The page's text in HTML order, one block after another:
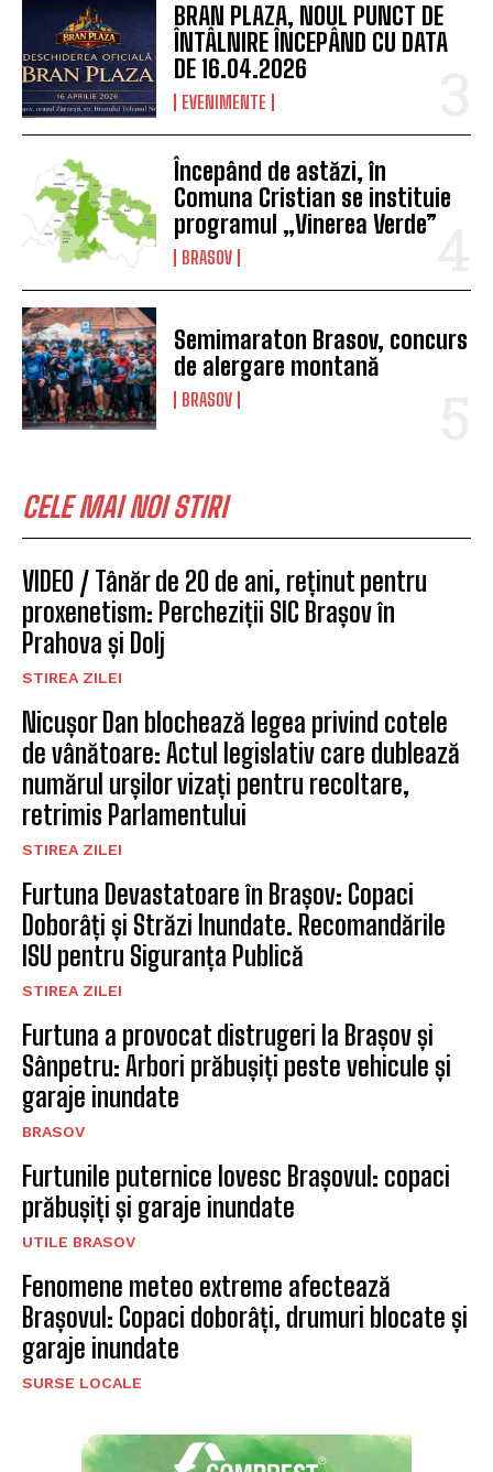
BRAN PLAZA, NOUL PUNCT DE
ÎNTÂLNIRE ÎNCEPÂND CU DATA
DE 16.04.2026
EVENIMENTE
Începând de astăzi, în
Comuna Cristian se instituie
programul „Vinerea Verde”
BRASOV
Semimaraton Brasov, concurs
de alergare montană
BRASOV
CELE MAI NOI STIRI
VIDEO / Tânăr de 20 de ani, reținut pentru
proxenetism: Percheziții SIC Brașov în
Prahova și Dolj
STIREA ZILEI
Nicușor Dan blochează legea privind cotele
de vânătoare: Actul legislativ care dublează
numărul urșilor vizați pentru recoltare,
retrimis Parlamentului
STIREA ZILEI
Furtuna Devastatoare în Brașov: Copaci
Doborâți și Străzi Inundate. Recomandările
ISU pentru Siguranța Publică
STIREA ZILEI
Furtuna a provocat distrugeri la Brașov și
Sânpetru: Arbori prăbușiți peste vehicule și
garaje inundate
BRASOV
Furtunile puternice lovesc Brașovul: copaci
prăbușiți și garaje inundate
UTILE BRASOV
Fenomene meteo extreme afectează
Brașovul: Copaci doborâți, drumuri blocate și
garaje inundate
SURSE LOCALE